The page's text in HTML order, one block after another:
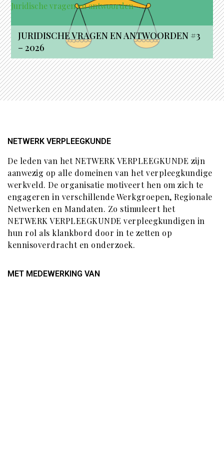
Juridische vragen en antwoorden
JURIDISCHE VRAGEN EN ANTWOORDEN #3
– 2026
NETWERK VERPLEEGKUNDE
De leden van het NETWERK VERPLEEGKUNDE zijn
aanwezig op alle domeinen van het verpleegkundige
werkveld. De organisatie motiveert hen om zich te
engageren in verschillende Werkgroepen, Regionale
Netwerken en Mandaten. Zo stimuleert het
NETWERK VERPLEEGKUNDE verpleegkundigen in
hun rol als klankbord door in te zetten op
kennisoverdracht en onderzoek.
MET MEDEWERKING VAN